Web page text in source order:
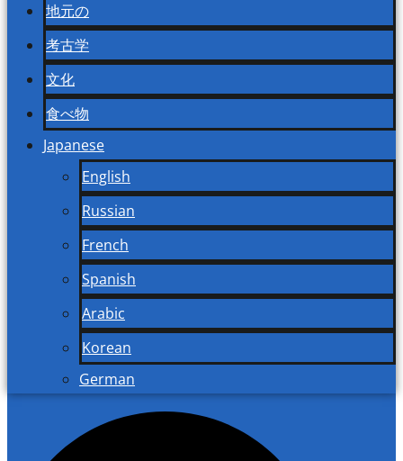
地元の
考古学
文化
食べ物
Japanese
English
Russian
French
Spanish
Arabic
Korean
German